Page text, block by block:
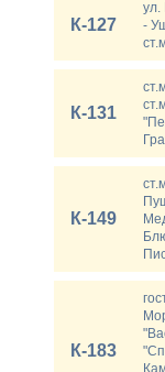
К-127
ул.
-
К-131
К-149
К-183